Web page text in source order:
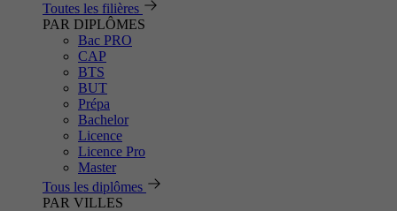
Toutes les filières
PAR DIPLÔMES
Bac PRO
CAP
BTS
BUT
Prépa
Bachelor
Licence
Licence Pro
Master
Tous les diplômes
PAR VILLES